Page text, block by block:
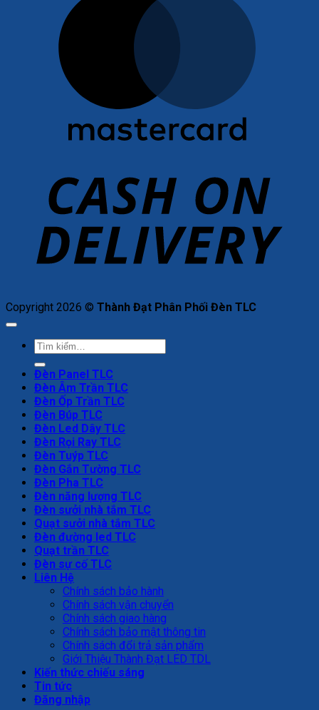
Copyright 2026 © Thành Đạt Phân Phối Đèn TLC
Tìm
kiếm:
Đèn Panel TLC
Đèn Âm Trần TLC
Đèn Ốp Trần TLC
Đèn Búp TLC
Đèn Led Dây TLC
Đèn Rọi Ray TLC
Đèn Tuýp TLC
Đèn Gắn Tường TLC
Đèn Pha TLC
Đèn năng lượng TLC
Đèn sưởi nhà tắm TLC
Quạt sưởi nhà tắm TLC
Đèn đường led TLC
Quạt trần TLC
Đèn sự cố TLC
Liên Hệ
Chính sách bảo hành
Chính sách vận chuyển
Chính sách giao hàng
Chính sách bảo mật thông tin
Chính sách đổi trả sản phẩm
Giới Thiệu Thành Đạt LED TDL
Kiến thức chiếu sáng
Tin tức
Đăng nhập